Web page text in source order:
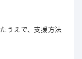
うえで、支援方法